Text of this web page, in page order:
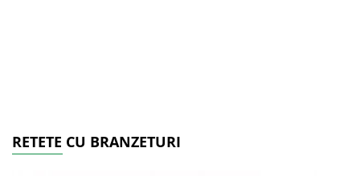
RETETE CU BRANZETURI